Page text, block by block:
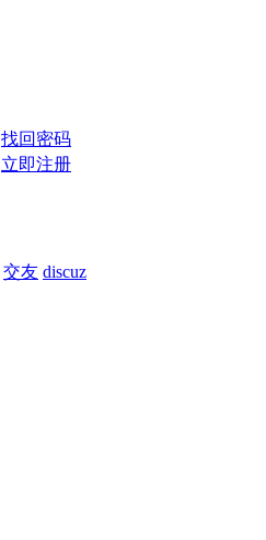
找回密码
立即注册
交友 discuz